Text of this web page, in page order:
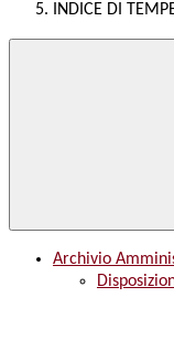
INDICE DI
Archivio